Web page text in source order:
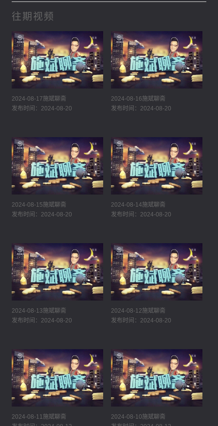
往期视频
2024-08-17施斌聊斋
发布时间：2024-08-20
2024-08-16施斌聊斋
发布时间：2024-08-20
2024-08-15施斌聊斋
发布时间：2024-08-20
2024-08-14施斌聊斋
发布时间：2024-08-20
2024-08-13施斌聊斋
发布时间：2024-08-20
2024-08-12施斌聊斋
发布时间：2024-08-20
2024-08-11施斌聊斋
2024-08-10施斌聊斋